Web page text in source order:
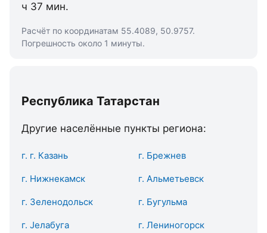
ч 37 мин.
Расчёт по координатам 55.4089, 50.9757.
Погрешность около 1 минуты.
Республика Татарстан
Другие населённые пункты региона:
г. г. Казань г. Брежнев
г. Нижнекамск г. Альметьевск
г. Зеленодольск г. Бугульма
г. Јелабуга г. Лениногорск